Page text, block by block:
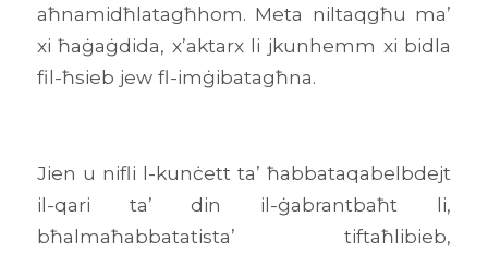
aħnamidħlatagħhom. Meta niltaqgħu ma’
xi ħaġaġdida, x’aktarx li jkunhemm xi bidla
fil-ħsieb jew fl-imġibatagħna.
Jien u nifli l-kunċett ta’ ħabbataqabelbdejt
il-qari ta’ din il-ġabrantbaħt li,
bħalmaħabbatatista’ tiftaħlibieb,